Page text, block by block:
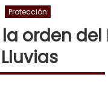
Protección
orden
Lluvias